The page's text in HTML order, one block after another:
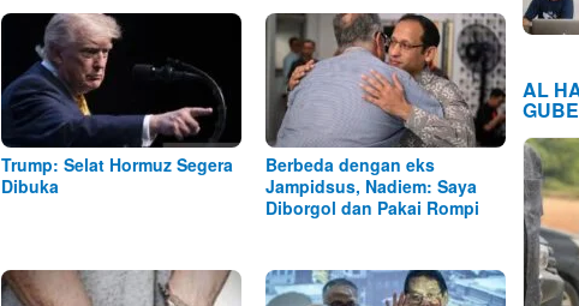
Trump: Selat Hormuz Segera
Dibuka
Berbeda dengan eks
Jampidsus, Nadiem: Saya
Diborgol dan Pakai Rompi
AL